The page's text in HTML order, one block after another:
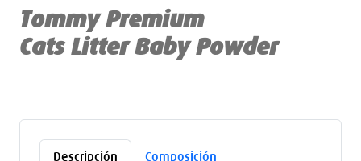
Tommy Premium
Cats Litter Baby Powder
Descripción Composición